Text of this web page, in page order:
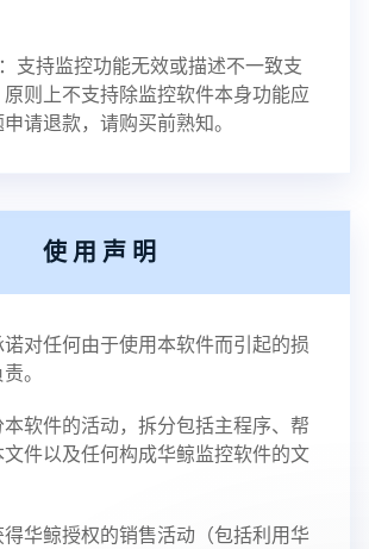
：支持监控功能无效或描述不一致支
则上不支持除监控软件本身功能应
请退款，请购买前熟知。
使用声明
对任何由于使用本软件而引起的损
。
软件的活动，拆分包括主程序、帮
件以及任何构成华鲸监控软件的文
华鲸授权的销售活动（包括利用华